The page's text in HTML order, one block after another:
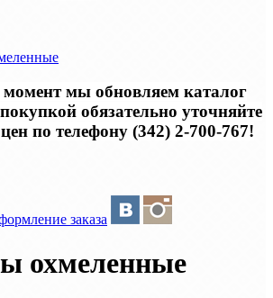
мы обновляем каталог
обязательно уточняйте
по телефону (342) 2-700-767!
заказа
охмеленные